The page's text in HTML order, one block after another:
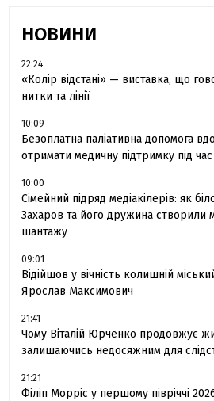
НОВИНИ
22:24
«Колір відстані» — виставка, що
нитки та лінії
10:09
Безоплатна паліативна допомога
отримати медичну підтримку під
10:00
Сімейний підряд медіакілерів: як
Захаров та його дружина створили
шантажу
09:01
Відійшов у вічність колишній
Ярослав Максимович
21:41
Чому Віталій Юрченко продовжує
залишаючись недосяжним для
21:21
Філіп Морріс у першому півріччі